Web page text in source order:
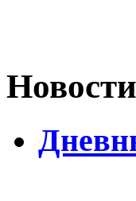
Новости